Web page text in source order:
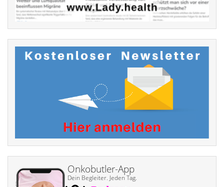
Onkobutler-App
Dein Begleiter. Jeden Tag.